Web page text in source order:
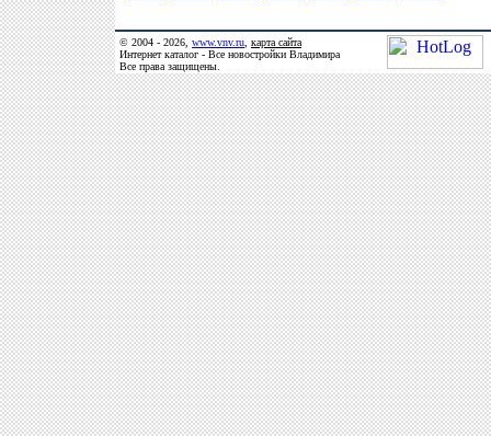
© 2004 - 2026, www.vnv.ru карта сайта
Интернет каталог - Все новостройки Владимира
Все права защищены.